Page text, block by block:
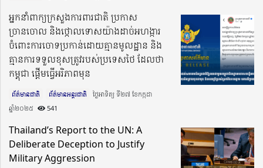
អ្នកនាំពាក្យក្រសួងការពារជាតិ ប្រកាស
ច្រានចោល និងថ្កោលទោសយ៉ាងដាច់អហង្ការ
ចំពោះការចោទប្រកាន់ដោយគ្មានមូលដ្ឋាន និង
គ្មានការទទួលខុសត្រូវរបស់ប្រទេសថៃ ដែលថា
កម្ពុជា ផ្តើមធ្វើអរិភាពមុន
ព័ត៌មានជាតិ ព័ត៌មានអន្តរជាតិ
ថ្ងៃអាទិត្យ ទី២៧ ខែកក្កដា
ឆ្នាំ២០២៥​
541
Thailand’s Report to the UN: A
Deliberate Deception to Justify
Military Aggression